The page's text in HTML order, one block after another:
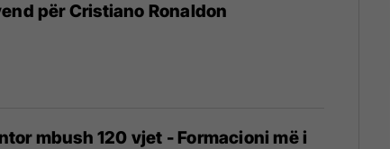
për Cristiano Ronaldon
mbush 120 vjet - Formacioni më i